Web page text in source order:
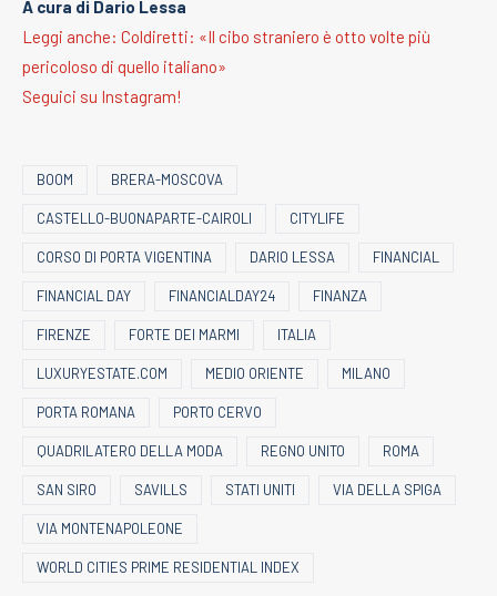
A cura di Dario Lessa
Leggi anche: Coldiretti: «Il cibo straniero è otto volte più
pericoloso di quello italiano»
Seguici su Instagram!
BOOM BRERA-MOSCOVA
CASTELLO-BUONAPARTE-CAIROLI CITYLIFE
CORSO DI PORTA VIGENTINA DARIO LESSA FINANCIAL
FINANCIAL DAY FINANCIALDAY24 FINANZA
FIRENZE FORTE DEI MARMI ITALIA
LUXURYESTATE.COM MEDIO ORIENTE MILANO
PORTA ROMANA PORTO CERVO
QUADRILATERO DELLA MODA REGNO UNITO ROMA
SAN SIRO SAVILLS STATI UNITI VIA DELLA SPIGA
VIA MONTENAPOLEONE
WORLD CITIES PRIME RESIDENTIAL INDEX